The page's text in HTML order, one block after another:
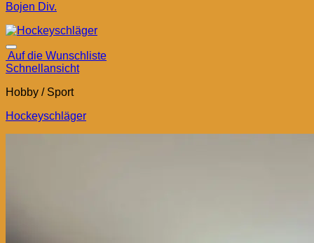
Bojen Div.
Auf die Wunschliste
Schnellansicht
Hobby / Sport
Hockeyschläger